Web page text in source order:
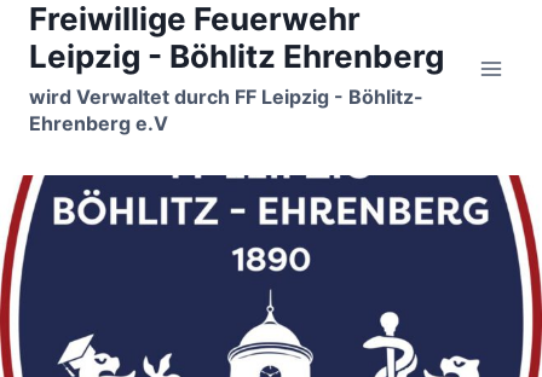
Zum
Inhalt
springen
Freiwillige Feuerwehr
Leipzig - Böhlitz Ehrenberg
wird Verwaltet durch FF Leipzig - Böhlitz-
Ehrenberg e.V